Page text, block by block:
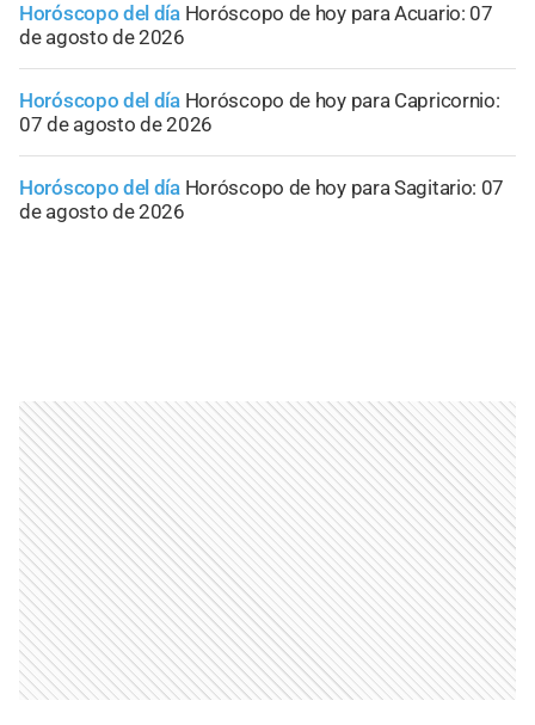
Horóscopo del día Horóscopo de hoy para Acuario: 07
de agosto de 2026
Horóscopo del día Horóscopo de hoy para Capricornio:
07 de agosto de 2026
Horóscopo del día Horóscopo de hoy para Sagitario: 07
de agosto de 2026